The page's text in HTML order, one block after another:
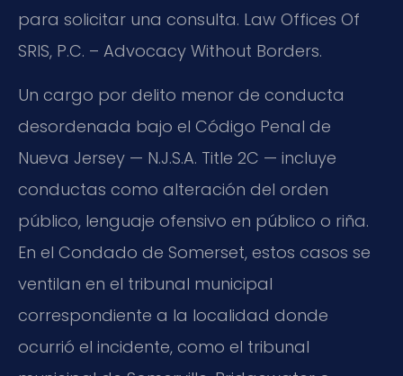
para solicitar una consulta. Law Offices Of
SRIS, P.C. – Advocacy Without Borders.
Un cargo por delito menor de conducta
desordenada bajo el Código Penal de
Nueva Jersey — N.J.S.A. Title 2C — incluye
conductas como alteración del orden
público, lenguaje ofensivo en público o riña.
En el Condado de Somerset, estos casos se
ventilan en el tribunal municipal
correspondiente a la localidad donde
ocurrió el incidente, como el tribunal